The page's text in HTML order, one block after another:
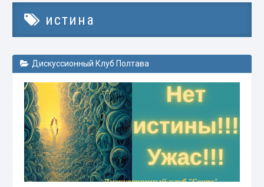
истина
Дискуссионный Клуб Полтава